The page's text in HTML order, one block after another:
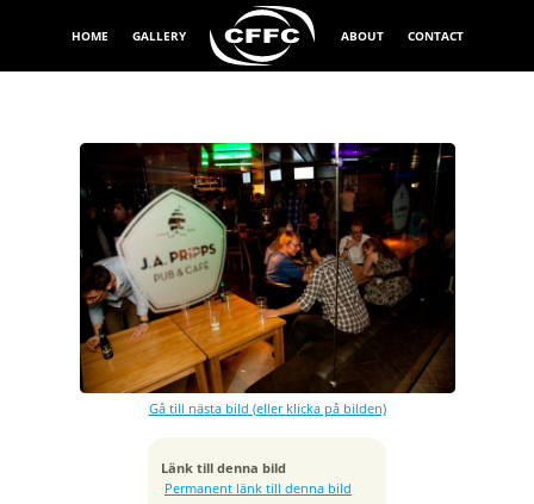
HOME GALLERY ABOUT CONTACT
Gå till nästa bild (eller klicka på bilden)
Länk till denna bild
Permanent länk till denna bild
Exponeringstid
1/10 sek
Bländare
f/4.0
Kamera
Canon EOS-1Ds Mark III
Tagen
ISO
400